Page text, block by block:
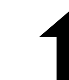
Vote
Vote Label